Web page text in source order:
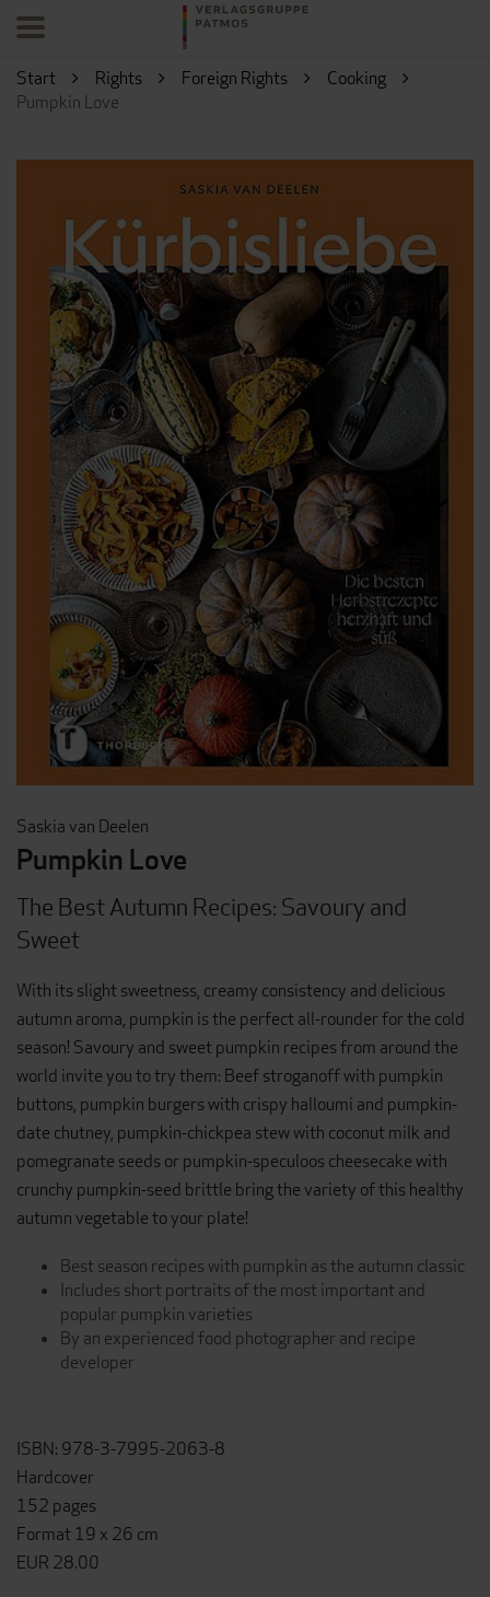
Start Rights Foreign Rights
Cooking
Pumpkin Love
Saskia van Deelen
Pumpkin Love
The Best Autumn Recipes: Savoury and
Sweet
With its slight sweetness, creamy consistency and delicious
autumn aroma, pumpkin is the perfect all-rounder for the cold
season! Savoury and sweet pumpkin recipes from around the
world invite you to try them: Beef stroganoff with pumpkin
buttons, pumpkin burgers with crispy halloumi and pumpkin-
date chutney, pumpkin-chickpea stew with coconut milk and
pomegranate seeds or pumpkin-speculoos cheesecake with
crunchy pumpkin-seed brittle bring the variety of this healthy
autumn vegetable to your plate!
Best season recipes with pumpkin as the autumn classic
Includes short portraits of the most important and
popular pumpkin varieties
By an experienced food photographer and recipe
developer
ISBN: 978-3-7995-2063-8
Hardcover
152 pages
Format 19 x 26 cm
EUR 28.00